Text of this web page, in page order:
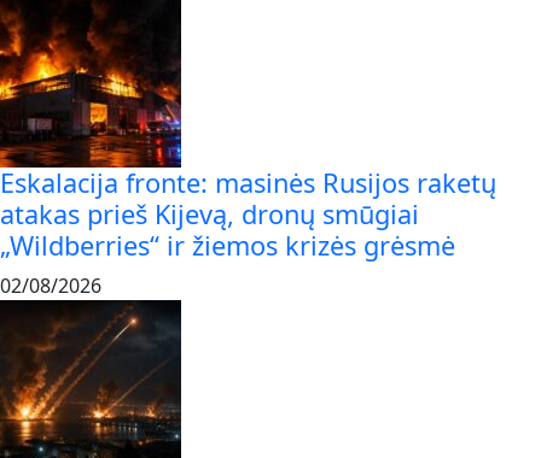
Eskalacija fronte: masinės Rusijos raketų
atakas prieš Kijevą, dronų smūgiai
„Wildberries“ ir žiemos krizės grėsmė
02/08/2026